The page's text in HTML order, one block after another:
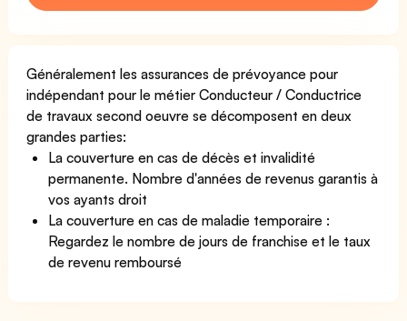
Généralement les assurances de prévoyance pour
indépendant pour le métier Conducteur / Conductrice
de travaux second oeuvre se décomposent en deux
grandes parties:
La couverture en cas de décès et invalidité
permanente. Nombre d'années de revenus garantis à
vos ayants droit
La couverture en cas de maladie temporaire :
Regardez le nombre de jours de franchise et le taux
de revenu remboursé